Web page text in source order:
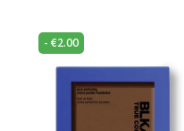
Perfecting
Powder
-€2.00